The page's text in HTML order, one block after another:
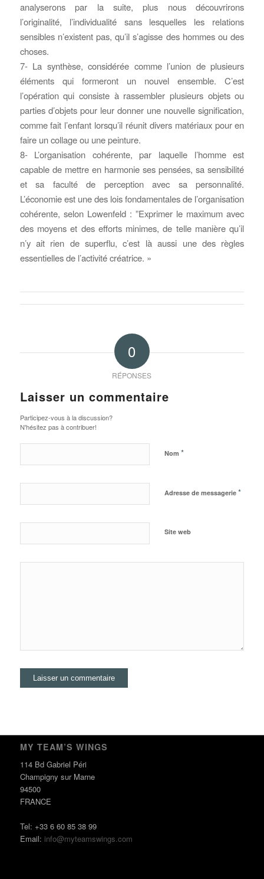
analyserons par la suite, plus nous découvrirons
l’originalité, l’individualité sans lesquelles les relations
sensibles n’existent pas, qu’il s’agisse des hommes ou des
choses.
7- La synthèse, considérée comme l’union de plusieurs
éléments qui formeront un nouvel ensemble. C’est
l’opération qui consiste à rassembler plusieurs objets ou
parties d’objets pour leur donner une nouvelle signification,
comme fait l’enfant lorsqu’il réunit divers matériaux pour en
faire un collage ou une peinture.
8- L’organisation cohérente, par laquelle l’homme est
capable de mettre en harmonie ses pensées, sa sensibilité
et sa faculté de perception avec sa personnalité.
L’économie est une des lois fondamentales de l’organisation
cohérente, selon Lowenfeld : ”Exprimer le maximum avec
des moyens et des efforts minimes, de telle manière qu’il
n’y ait rien de superflu, c’est là aussi une des règles
essentielles de l’activité créatrice. »
0
RÉPONSES
Laisser un commentaire
Participez-vous à la discussion?
N'hésitez pas à contribuer!
Nom *
Adresse de messagerie *
Site web
MY TEAM’S WINGS
114 Bd Gabriel Péri
Champigny sur Marne
94500
FRANCE
Tel: +33 6 60 85 38 99
Email: info@myteamswings.com